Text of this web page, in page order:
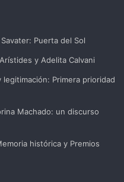
Puerta del Sol
y Adelita Calvani
legitimación: Primera prioridad
Machado: un discurso
histórica y Premios